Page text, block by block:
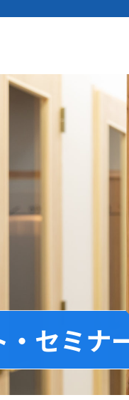
セミナ